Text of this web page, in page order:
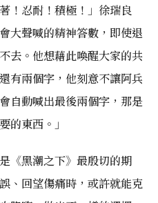
！忍耐！積極！」徐瑞良
大聲喊的精神答數，即使退
去。他想藉此喚醒大家的共
有兩個字，他刻意不讓阿兵
自動喊出最後兩個字，那是
的東西。」
《黑潮之下》最殷切的期
、回望傷痛時，或許就能克